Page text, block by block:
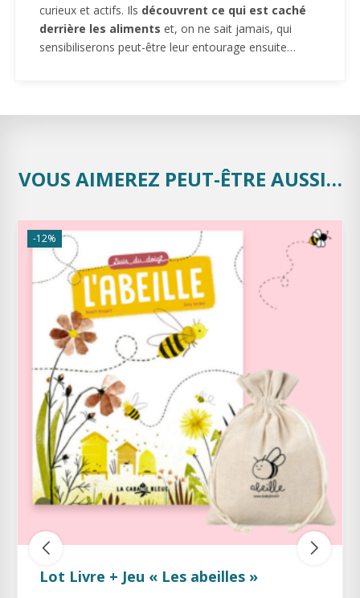
curieux et actifs. Ils découvrent ce qui est caché
derrière les aliments et, on ne sait jamais, qui
sensibiliserons peut-être leur entourage ensuite…
VOUS AIMEREZ PEUT-ÊTRE AUSSI…
»
-50%